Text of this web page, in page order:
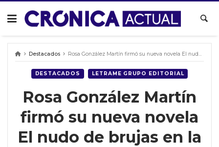
Skip
content
Destacados Rosa González Martín firmó su nueva novela El nudo de brujas en la parada de la Editorial Letrame
DESTACADOS LETRAME GRUPO EDITORIAL
Rosa González Martín
firmó su nueva novela
El nudo de brujas en la